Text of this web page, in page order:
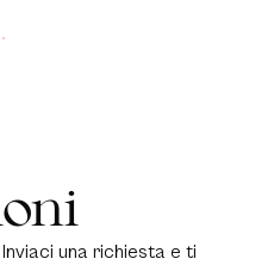
una richiesta e ti